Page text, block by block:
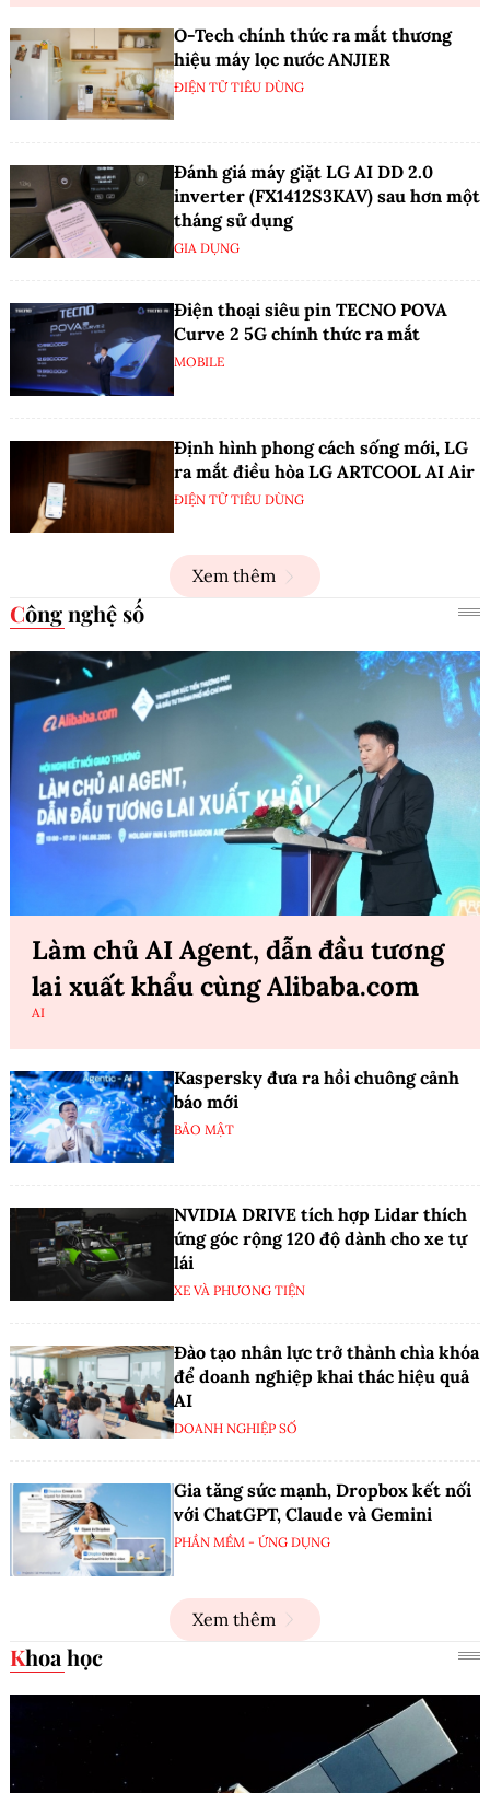
O-Tech chính thức ra mắt thương
hiệu máy lọc nước ANJIER
ĐIỆN TỬ TIÊU DÙNG
Đánh giá máy giặt LG AI DD 2.0
inverter (FX1412S3KAV) sau hơn một
tháng sử dụng
GIA DỤNG
Điện thoại siêu pin TECNO POVA
Curve 2 5G chính thức ra mắt
MOBILE
Định hình phong cách sống mới, LG
ra mắt điều hòa LG ARTCOOL AI Air
ĐIỆN TỬ TIÊU DÙNG
Xem thêm
Công nghệ số
Làm chủ AI Agent, dẫn đầu tương
lai xuất khẩu cùng Alibaba.com
AI
Kaspersky đưa ra hồi chuông cảnh
báo mới
BẢO MẬT
NVIDIA DRIVE tích hợp Lidar thích
ứng góc rộng 120 độ dành cho xe tự
lái
XE VÀ PHƯƠNG TIỆN
Đào tạo nhân lực trở thành chìa khóa
để doanh nghiệp khai thác hiệu quả
AI
DOANH NGHIỆP SỐ
Gia tăng sức mạnh, Dropbox kết nối
với ChatGPT, Claude và Gemini
PHẦN MỀM - ỨNG DỤNG
Xem thêm
Khoa học